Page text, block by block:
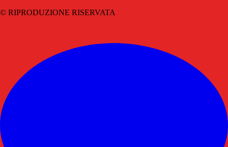
© RIPRODUZIONE RISERVATA